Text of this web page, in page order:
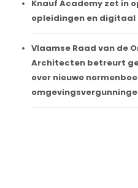
Knauf Academy zet in
opleidingen en digitaal
Vlaamse Raad van de
Architecten betreurt
over nieuwe